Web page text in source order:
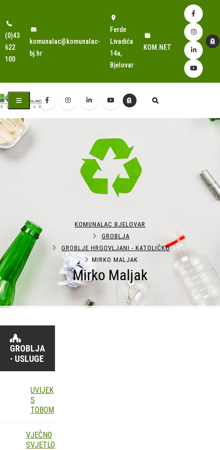
(0)43
622
100
komunalac@komunalac-
bj.hr
Ferde
Livadića
14a,
Bjelovar
KOM.NET
Mirko Maljak
KOMUNALAC BJELOVAR
GROBLJA
GROBLJE HRGOVLJANI - KATOLIČKO
MIRKO MALJAK
GROBLJA
- USLUGE
UVIJEK
S
TOBOM
VJEČNO
SVJETLO